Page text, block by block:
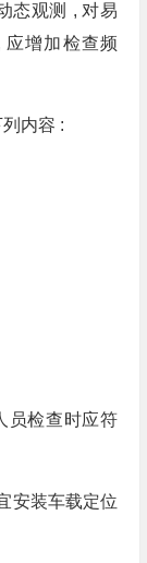
态观测 , 对易
应增加检查频
内容 :
员检查时应符
安装车载定位